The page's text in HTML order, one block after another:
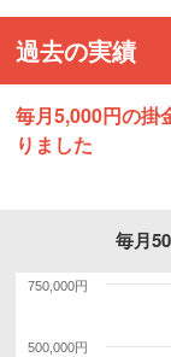
過去の実績
毎月5,000円の掛
りました
毎月
500,000円
750,000円